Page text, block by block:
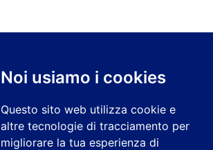
Noi usiamo i cookies
Questo sito web utilizza cookie e
altre tecnologie di tracciamento per
migliorare la tua esperienza di